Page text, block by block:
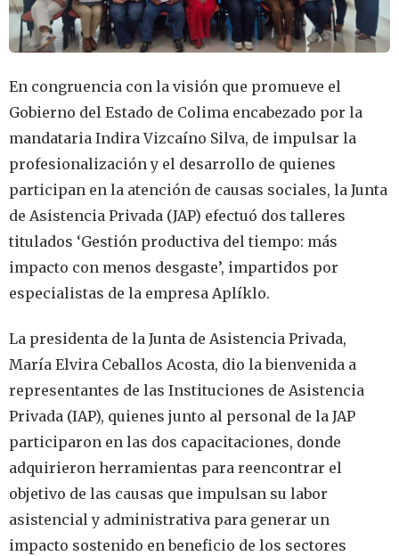
En congruencia con la visión que promueve el
Gobierno del Estado de Colima encabezado por la
mandataria Indira Vizcaíno Silva, de impulsar la
profesionalización y el desarrollo de quienes
participan en la atención de causas sociales, la Junta
de Asistencia Privada (JAP) efectuó dos talleres
titulados ‘Gestión productiva del tiempo: más
impacto con menos desgaste’, impartidos por
especialistas de la empresa Aplíklo.
La presidenta de la Junta de Asistencia Privada,
María Elvira Ceballos Acosta, dio la bienvenida a
representantes de las Instituciones de Asistencia
Privada (IAP), quienes junto al personal de la JAP
participaron en las dos capacitaciones, donde
adquirieron herramientas para reencontrar el
objetivo de las causas que impulsan su labor
asistencial y administrativa para generar un
impacto sostenido en beneficio de los sectores